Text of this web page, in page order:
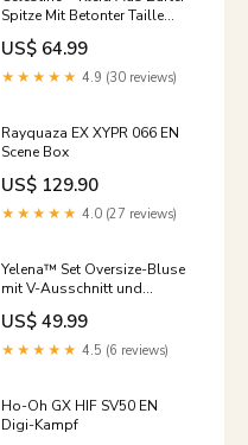
Spitze Mit Betonter Taille
Femme
US$ 64.99
★★★★★ 4.9 (30 reviews)
Rayquaza EX XYPR 066 EN
Scene Box
US$ 129.90
★★★★★ 4.0 (27 reviews)
Yelena™ Set Oversize-Bluse
mit V-Ausschnitt und
minimalistische Shorts 0128
US$ 49.99
★★★★★ 4.5 (6 reviews)
Ho-Oh GX HIF SV50 EN
Digi-Kampf